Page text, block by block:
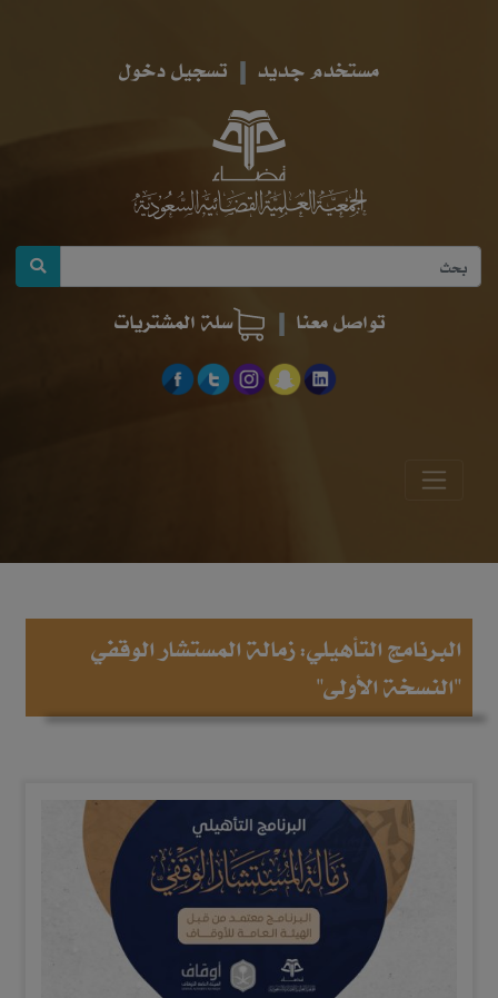
مستخدم جديد تسجيل دخول
تواصل معنا سلة المشتريات
البرنامج التأهيلي: زمالة المستشار الوقفي
"النسخة الأولى"